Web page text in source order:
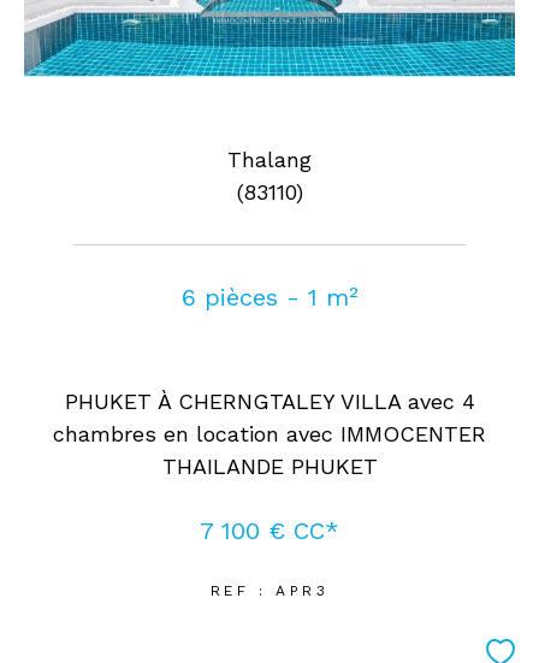
Thalang
(83110)
6 pièces - 1 m²
PHUKET À CHERNGTALEY VILLA avec 4
chambres en location avec IMMOCENTER
THAILANDE PHUKET
7 100 € CC*
REF : APR3